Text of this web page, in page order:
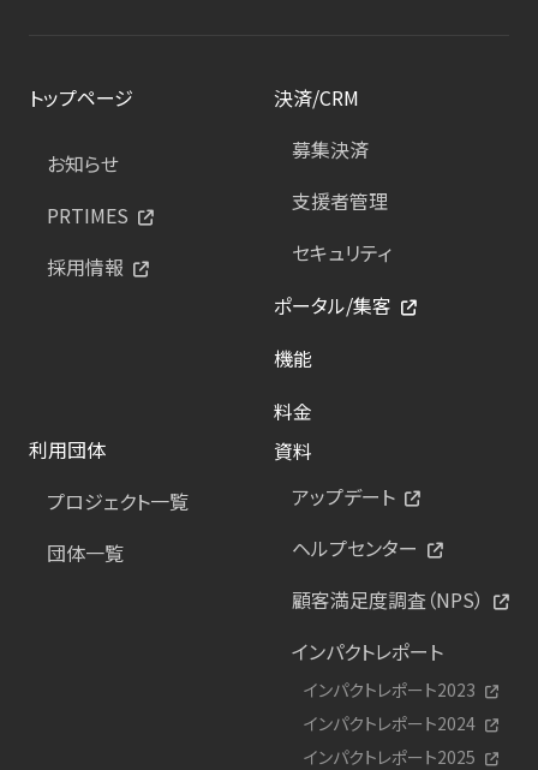
トップページ
お知らせ
PRTIMES
採用情報
決済/CRM
募集決済
支援者管理
セキュリティ
ポータル/集客
機能
料金
利用団体
プロジェクト一覧
団体一覧
資料
アップデート
ヘルプセンター
顧客満足度調査（NPS）
インパクトレポート
インパクトレポート2023
インパクトレポート2024
インパクトレポート2025